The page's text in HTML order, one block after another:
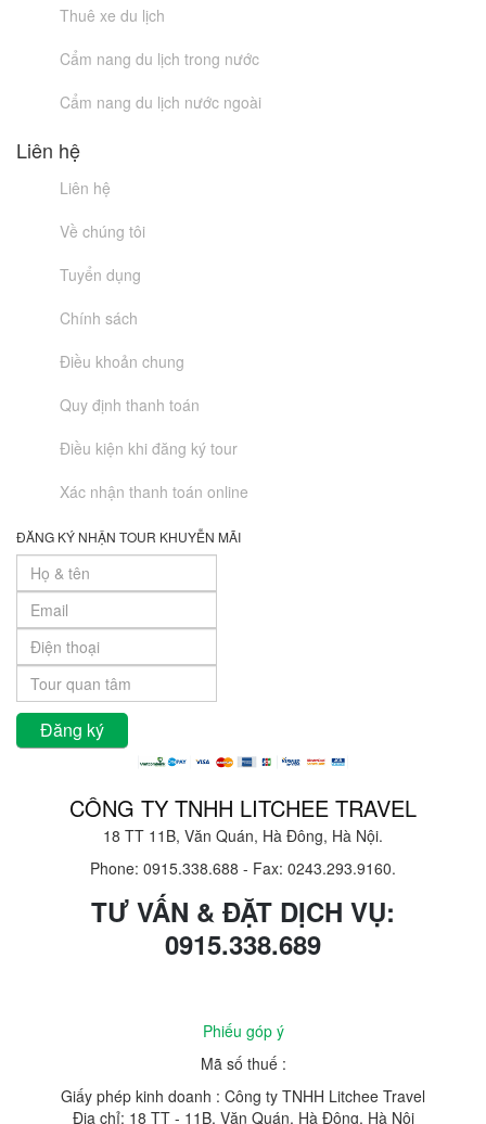
Thuê xe du lịch
Cẩm nang du lịch trong nước
Cẩm nang du lịch nước ngoài
Liên hệ
Liên hệ
Về chúng tôi
Tuyển dụng
Chính sách
Điều khoản chung
Quy định thanh toán
Điều kiện khi đăng ký tour
Xác nhận thanh toán online
ĐĂNG KÝ NHẬN TOUR KHUYỄN MÃI
CÔNG TY TNHH LITCHEE TRAVEL
18 TT 11B, Văn Quán, Hà Đông, Hà Nội.
Phone: 0915.338.688 - Fax: 0243.293.9160.
TƯ VẤN & ĐẶT DỊCH VỤ:
0915.338.689
Phiếu góp ý
Mã số thuế :
Giấy phép kinh doanh : Công ty TNHH Litchee Travel
Địa chỉ: 18 TT - 11B, Văn Quán, Hà Đông, Hà Nội